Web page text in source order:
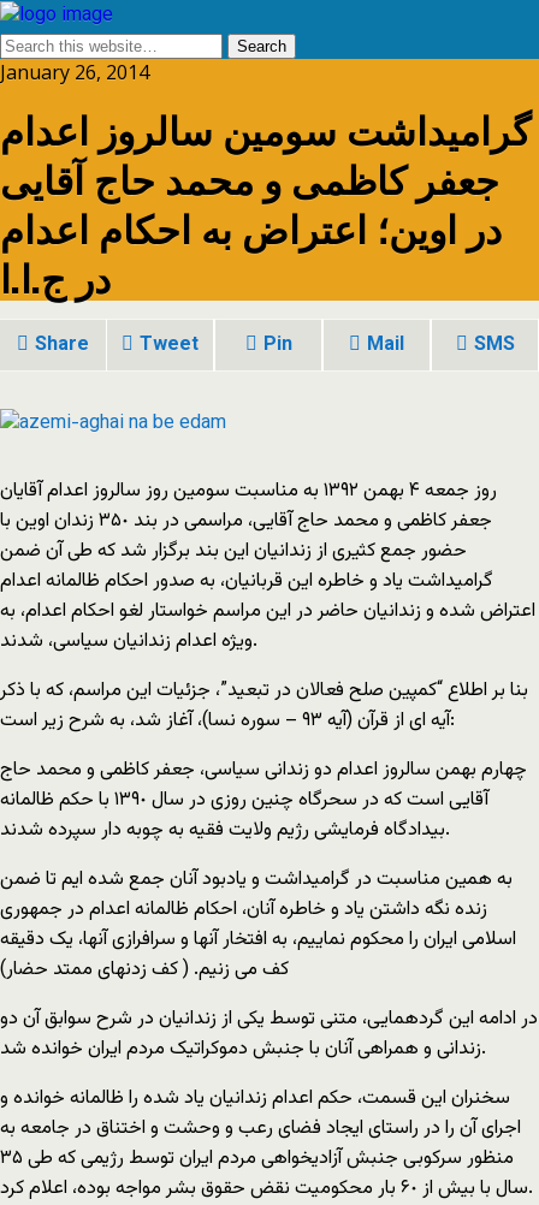
January 26, 2014
گرامیداشت سومين سالروز اعدام
جعفر کاظمى و محمد حاج آقايى
در اوین؛ اعتراض به احکام اعدام
در ج.ا.ا
Share Tweet Pin Mail SMS
روز جمعه ۴ بهمن ١٣۹٢ به مناسبت سومين روز سالروز اعدام آقايان
جعفر کاظمى و محمد حاج آقايى، مراسمى در بند ٣۵٠ زندان اوين با
حضور جمع کثيرى از زندانيان اين بند برگزار شد که طى آن ضمن
گراميداشت ياد و خاطره اين قربانيان، به صدور احکام ظالمانه اعدام
اعتراض شده و زندانيان حاضر در اين مراسم خواستار لغو احکام اعدام، به
ويژه اعدام زندانيان سياسى، شدند.
بنا بر اطلاع “کمپین صلح فعالان در تبعید”، جزئیات این مراسم، که با ذکر
آيه اى از قرآن (آيه ۹٣ – سوره نسا)، آغاز شد، به شرح زير است:
چهارم بهمن سالروز اعدام دو زندانى سياسى، جعفر کاظمى و محمد حاج
آقايى است که در سحرگاه چنين روزى در سال ١٣۹٠ با حکم ظالمانه
بيدادگاه فرمايشى رژيم ولايت فقيه به چوبه دار سپرده شدند.
به همين مناسبت در گراميداشت و يادبود آنان جمع شده ايم تا ضمن
زنده نگه داشتن ياد و خاطره آنان، احکام ظالمانه اعدام در جمهورى
اسلامى ايران را محکوم نماييم، به افتخار آنها و سرافرازى آنها، يک دقيقه
کف مى زنيم. ( کف زدنهاى ممتد حضار)
در ادامه اين گردهمايى، متنى توسط يکى از زندانيان در شرح سوابق آن دو
زندانى و همراهى آنان با جنبش دموکراتيک مردم ايران خوانده شد.
سخنران این قسمت، حکم اعدام زندانيان ياد شده را ظالمانه خوانده و
اجراى آن را در راستاى ايجاد فضاى رعب و وحشت و اختناق در جامعه به
منظور سرکوبى جنبش آزاديخواهى مردم ايران توسط رژيمى که طى ٣۵
سال با بيش از ۶٠ بار محکوميت نقض حقوق بشر مواجه بوده، اعلام کرد.